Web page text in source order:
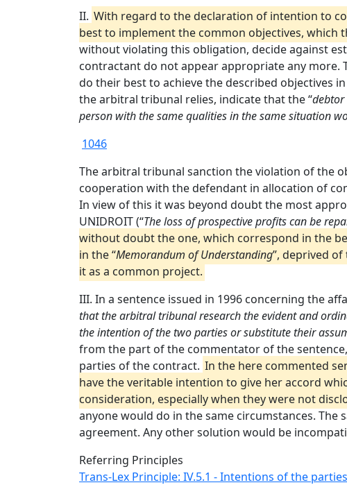
II. With regard to the declaration of intention to
best to implement the common objectives, which
without violating this obligation, decide against
contractant do not appear appropriate any
do their best to achieve the described objectives in
the arbitral tribunal relies, indicate that the “debtor
person with the same qualities in the same situation
1046
The arbitral tribunal sanction the violation of the
cooperation with the defendant in allocation of
In view of this it was beyond doubt the most
UNIDROIT (“The loss of prospective profits can be
without doubt the one, which correspond in the
in the “Memorandum of Understanding”, deprived
it as a common project.
III. In a sentence issued in 1996 concerning the
that the arbitral tribunal research the evident and
the intention of the two parties or substitute their
from the part of the commentator of the
parties of the contract. In the here commented
have the veritable intention to give her accord
consideration, especially when they were not
anyone would do in the same circumstances.
agreement. Any other solution would be
Referring Principles
Trans-Lex Principle: IV.5.1 - Intentions of the parties